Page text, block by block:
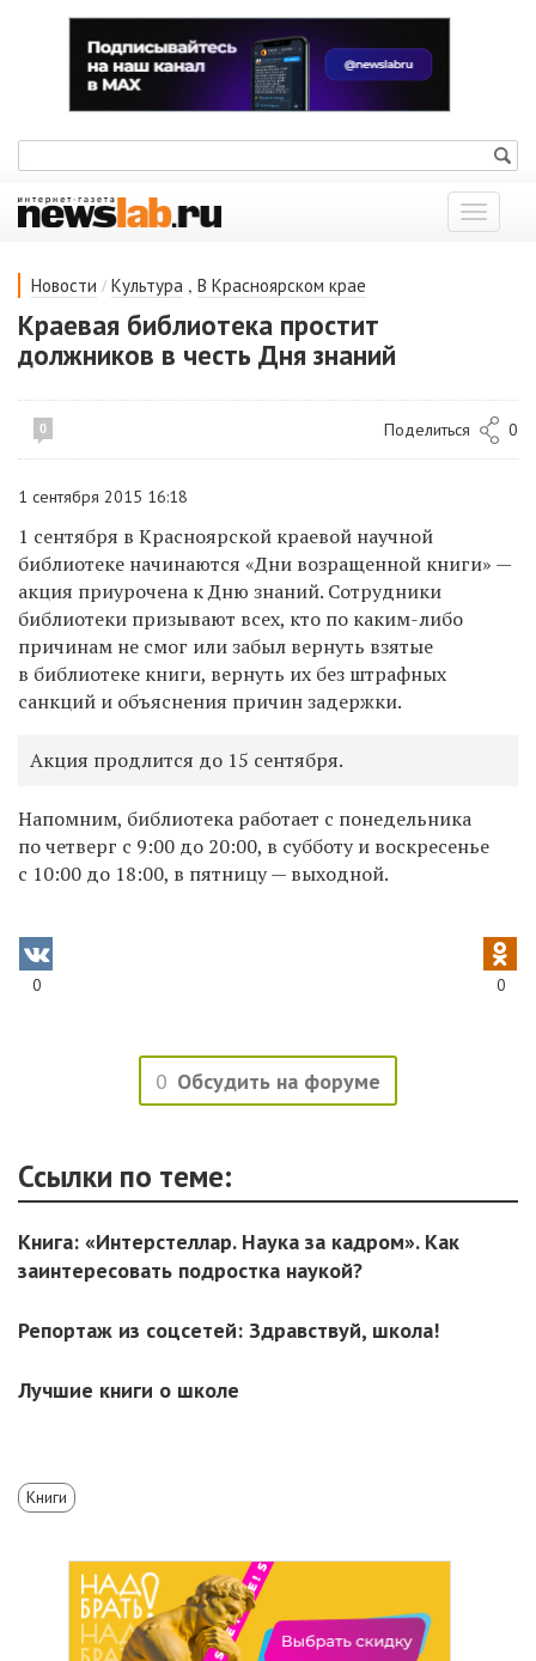
Показать
меню
Новости / Культура , В Красноярском крае
Краевая библиотека простит
должников в честь Дня знаний
0 Поделиться 0
1 сентября 2015 16:18
1 сентября в Красноярской краевой научной
библиотеке начинаются «Дни возращенной книги» —
акция приурочена к Дню знаний. Сотрудники
библиотеки призывают всех, кто по каким-либо
причинам не смог или забыл вернуть взятые
в библиотеке книги, вернуть их без штрафных
санкций и объяснения причин задержки.
Акция продлится до 15 сентября.
Напомним, библиотека работает с понедельника
по четверг с 9:00 до 20:00, в субботу и воскресенье
с 10:00 до 18:00, в пятницу — выходной.
0 0
0 Обсудить на форуме
Ссылки по теме:
Книга: «Интерстеллар. Наука за кадром». Как
заинтересовать подростка наукой?
Репортаж из соцсетей: Здравствуй, школа!
Лучшие книги о школе
Книги